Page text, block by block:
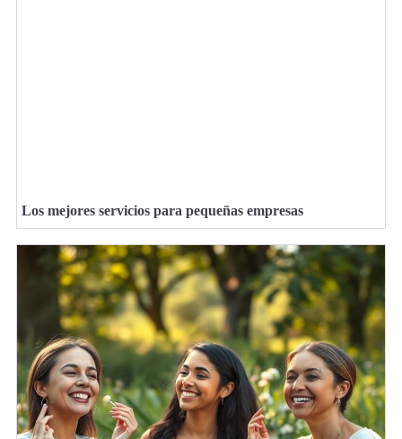
Los mejores servicios para pequeñas empresas